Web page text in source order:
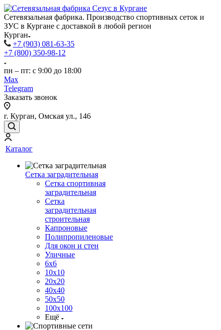
Сетевязальная фабрика. Производство спортивных сеток и
ЗУС в Кургане с доставкой в любой регион
Курган
+7 (903) 081-63-35
+7 (800) 350-98-12
пн – пт: с 9:00 до 18:00
Max
Telegram
Заказать звонок
г. Курган, Омская ул., 146
Каталог
Сетка заградительная
Сетка спортивная
заградительная
Сетка
заградительная
строительная
Капроновые
Полипропиленовые
Для окон и стен
Уличные
6х6
10х10
20х20
40х40
50х50
100х100
Ещё